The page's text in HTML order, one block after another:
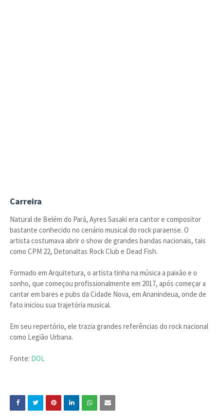
Carreira
Natural de Belém do Pará, Ayres Sasaki era cantor e compositor
bastante conhecido no cenário musical do rock paraense. O
artista costumava abrir o show de grandes bandas nacionais, tais
como CPM 22, Detonaltas Rock Club e Dead Fish.
Formado em Arquitetura, o artista tinha na música a paixão e o
sonho, que começou profissionalmente em 2017, após começar a
cantar em bares e pubs da Cidade Nova, em Ananindeua, onde de
fato iniciou sua trajetória musical.
Em seu repertório, ele trazia grandes referências do rock nacional
como Legião Urbana.
Fonte: DOL